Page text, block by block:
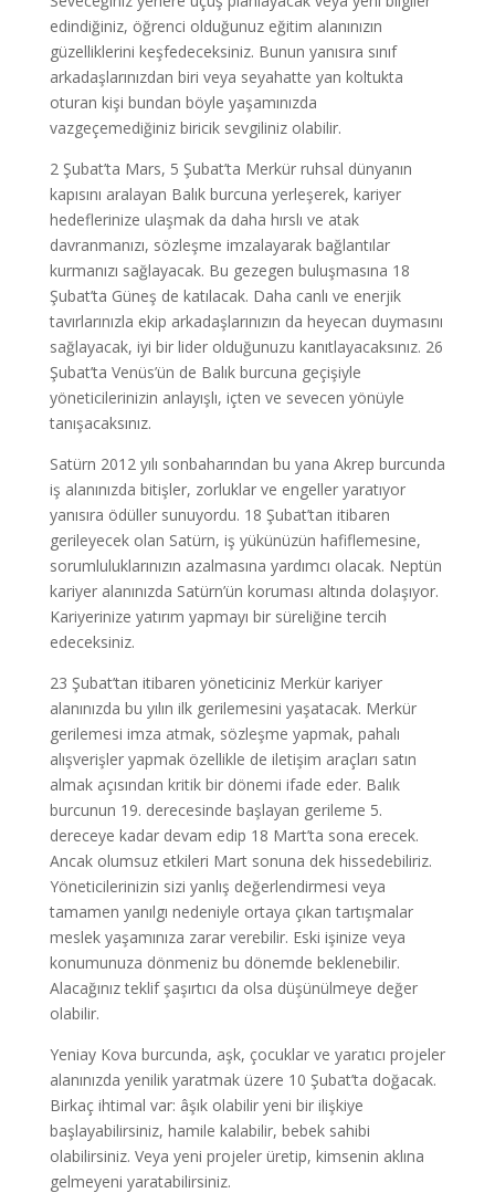
edindiğiniz, öğrenci olduğunuz eğitim alanınızın
güzelliklerini keşfedeceksiniz. Bunun yanısıra sınıf
arkadaşlarınızdan biri veya seyahatte yan koltukta
oturan kişi bundan böyle yaşamınızda
vazgeçemediğiniz biricik sevgiliniz olabilir.
2 Şubat’ta Mars, 5 Şubat’ta Merkür ruhsal dünyanın
kapısını aralayan Balık burcuna yerleşerek, kariyer
hedeflerinize ulaşmak da daha hırslı ve atak
davranmanızı, sözleşme imzalayarak bağlantılar
kurmanızı sağlayacak. Bu gezegen buluşmasına 18
Şubat’ta Güneş de katılacak. Daha canlı ve enerjik
tavırlarınızla ekip arkadaşlarınızın da heyecan duymasını
sağlayacak, iyi bir lider olduğunuzu kanıtlayacaksınız. 26
Şubat’ta Venüs’ün de Balık burcuna geçişiyle
yöneticilerinizin anlayışlı, içten ve sevecen yönüyle
tanışacaksınız.
Satürn 2012 yılı sonbaharından bu yana Akrep burcunda
iş alanınızda bitişler, zorluklar ve engeller yaratıyor
yanısıra ödüller sunuyordu. 18 Şubat’tan itibaren
gerileyecek olan Satürn, iş yükünüzün hafiflemesine,
sorumluluklarınızın azalmasına yardımcı olacak. Neptün
kariyer alanınızda Satürn’ün koruması altında dolaşıyor.
Kariyerinize yatırım yapmayı bir süreliğine tercih
edeceksiniz.
23 Şubat’tan itibaren yöneticiniz Merkür kariyer
alanınızda bu yılın ilk gerilemesini yaşatacak. Merkür
gerilemesi imza atmak, sözleşme yapmak, pahalı
alışverişler yapmak özellikle de iletişim araçları satın
almak açısından kritik bir dönemi ifade eder. Balık
burcunun 19. derecesinde başlayan gerileme 5.
dereceye kadar devam edip 18 Mart’ta sona erecek.
Ancak olumsuz etkileri Mart sonuna dek hissedebiliriz.
Yöneticilerinizin sizi yanlış değerlendirmesi veya
tamamen yanılgı nedeniyle ortaya çıkan tartışmalar
meslek yaşamınıza zarar verebilir. Eski işinize veya
konumunuza dönmeniz bu dönemde beklenebilir.
Alacağınız teklif şaşırtıcı da olsa düşünülmeye değer
olabilir.
Yeniay Kova burcunda, aşk, çocuklar ve yaratıcı projeler
alanınızda yenilik yaratmak üzere 10 Şubat’ta doğacak.
Birkaç ihtimal var: âşık olabilir yeni bir ilişkiye
başlayabilirsiniz, hamile kalabilir, bebek sahibi
olabilirsiniz. Veya yeni projeler üretip, kimsenin aklına
gelmeyeni yaratabilirsiniz.